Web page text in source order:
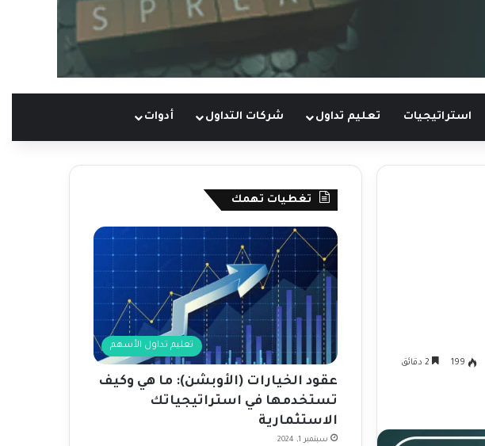
استراتيجيات تعليم تداول شركات التداول أدوات
199
تغطيات تهمك
تعليم تداول الأسهم
عقود الخيارات (الأوبشن): ما هي وكيف
تستخدمها في استراتيجياتك
الاستثمارية
سبتمبر 1, 2024